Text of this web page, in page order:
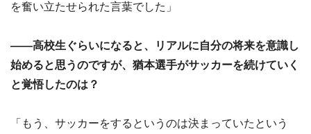
を奮い立たせられた言葉でした」
――高校生ぐらいになると、リアルに自分の将来を意識し
始めると思うのですが、猶本選手がサッカーを続けていく
と覚悟したのは？
「もう、サッカーをするというのは決まっていたという